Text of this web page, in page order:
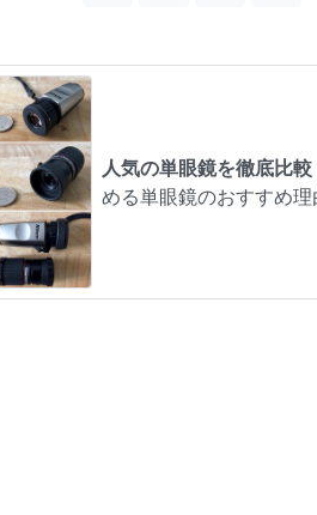
人気の単眼鏡を徹底比較
める単眼鏡のおすすめ理